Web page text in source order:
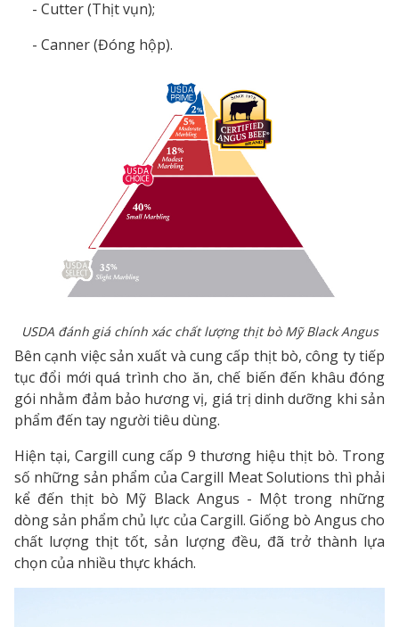
- Cutter (Thịt vụn);
- Canner (Đóng hộp).
USDA đánh giá chính xác chất lượng thịt bò Mỹ Black Angus
Bên cạnh việc sản xuất và cung cấp thịt bò, công ty tiếp
tục đổi mới quá trình cho ăn, chế biến đến khâu đóng
gói nhằm đảm bảo hương vị, giá trị dinh dưỡng khi sản
phẩm đến tay người tiêu dùng.
Hiện tại, Cargill cung cấp 9 thương hiệu thịt bò. Trong
số những sản phẩm của Cargill Meat Solutions thì phải
kể đến thịt bò Mỹ Black Angus - Một trong những
dòng sản phẩm chủ lực của Cargill. Giống bò Angus cho
chất lượng thịt tốt, sản lượng đều, đã trở thành lựa
chọn của nhiều thực khách.